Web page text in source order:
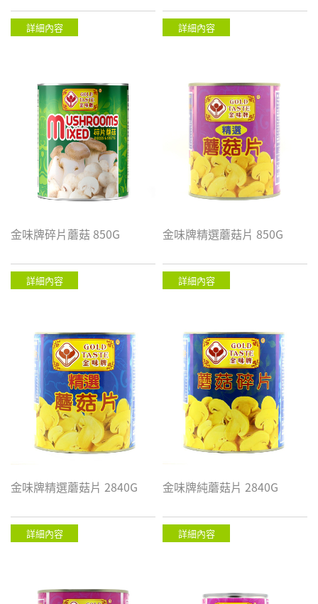
詳細內容 詳細內容
金味牌碎片蘑菇 850G
詳細內容
金味牌精選蘑菇片 850G
詳細內容
金味牌精選蘑菇片 2840G
詳細內容
金味牌純蘑菇片 2840G
詳細內容